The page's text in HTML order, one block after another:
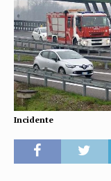
Incidente